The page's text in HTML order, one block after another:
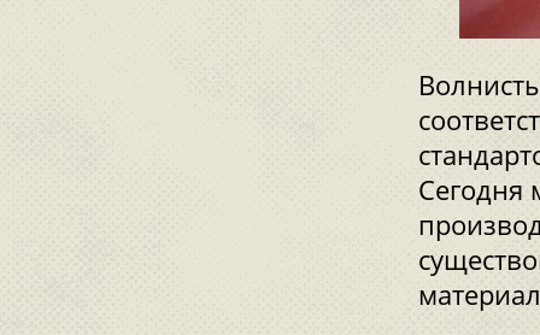
Сегодня